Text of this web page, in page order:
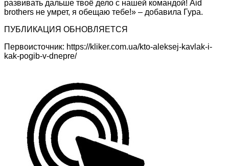
развивать дальше твоё дело с нашей командой! Aid
brothers не умрет, я обещаю тебе!» – добавила Гура.
ПУБЛИКАЦИЯ ОБНОВЛЯЕТСЯ
Первоисточник: https://kliker.com.ua/kto-aleksej-kavlak-i-
kak-pogib-v-dnepre/